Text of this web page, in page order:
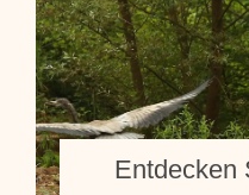
Entdecken